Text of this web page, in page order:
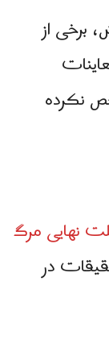
برخی از
نکرده
نهایی مرگ
در